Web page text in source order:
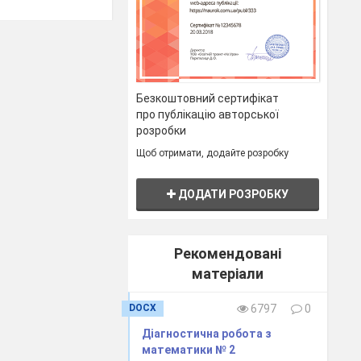
Безкоштовний сертифікат
про публікацію авторської
розробки
Щоб отримати, додайте розробку
ДОДАТИ РОЗРОБКУ
Рекомендовані
матеріали
DOCX 6797
0
Діагностична робота з
математики № 2